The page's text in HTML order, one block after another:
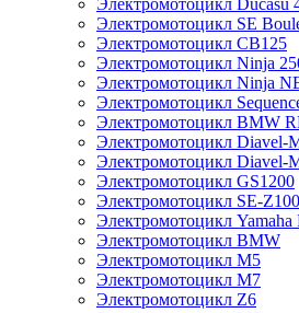
Электромотоцикл Ducasu
Электромотоцикл SE
Электромотоцикл CB125
Электромотоцикл Ninja
Электромотоцикл Ninja
Электромотоцикл
Электромотоцикл BMW
Электромотоцикл Diavel-
Электромотоцикл Diavel-
Электромотоцикл GS1200
Электромотоцикл SE-
Электромотоцикл Yamaha
Электромотоцикл BMW
Электромотоцикл М5
Электромотоцикл М7
Электромотоцикл Z6